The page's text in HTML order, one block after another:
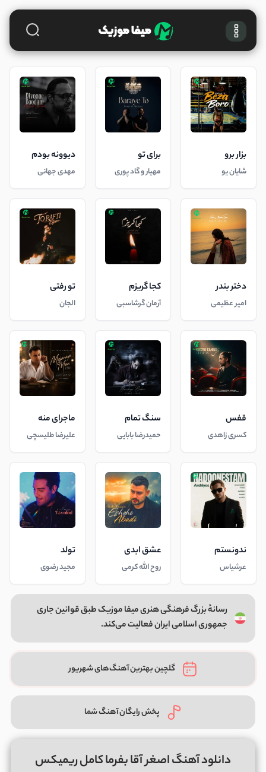
بزار برو
شایان یو
برای تو
مهیار و گاد پوری
دیوونه بودم
مهدی جهانی
دختر بندر
امیر عظیمی
کجا گریزم
آرمان گرشاسبی
تو رفتی
الجان
قفس
کسری زاهدی
سنگ تمام
حمیدرضا بابایی
ماجرای منه
علیرضا طلیسچی
ندونستم
عرشیاس
عشق ابدی
روح الله کرمی
تولد
مجید رضوی
رسانهٔ بزرگ فرهنگی هنری میفا موزیک طبق قوانین جاری
جمهوری اسلامی ایران فعالیت می‌کند.
گلچین بهترین آهنگ‌های شهریور
پخش رایگان آهنگ شما
دانلود آهنگ اصغر آقا بفرما کامل ریمیکس